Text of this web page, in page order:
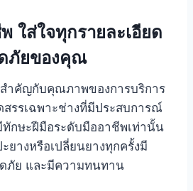
ใส่ใจทุกรายละเอียด
ภัยของคุณ
สำคัญกับคุณภาพของการบริการ
สรรเฉพาะช่างที่มีประสบการณ์
กษะฝีมือระดับมืออาชีพเท่านั้น
ยางหรือเปลี่ยนยางทุกครั้งมี
ภัย และมีความทนทาน